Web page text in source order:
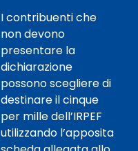
I contribuenti che
non devono
presentare la
dichiarazione
possono scegliere di
destinare il cinque
per mille dell’IRPEF
utilizzando l’apposita